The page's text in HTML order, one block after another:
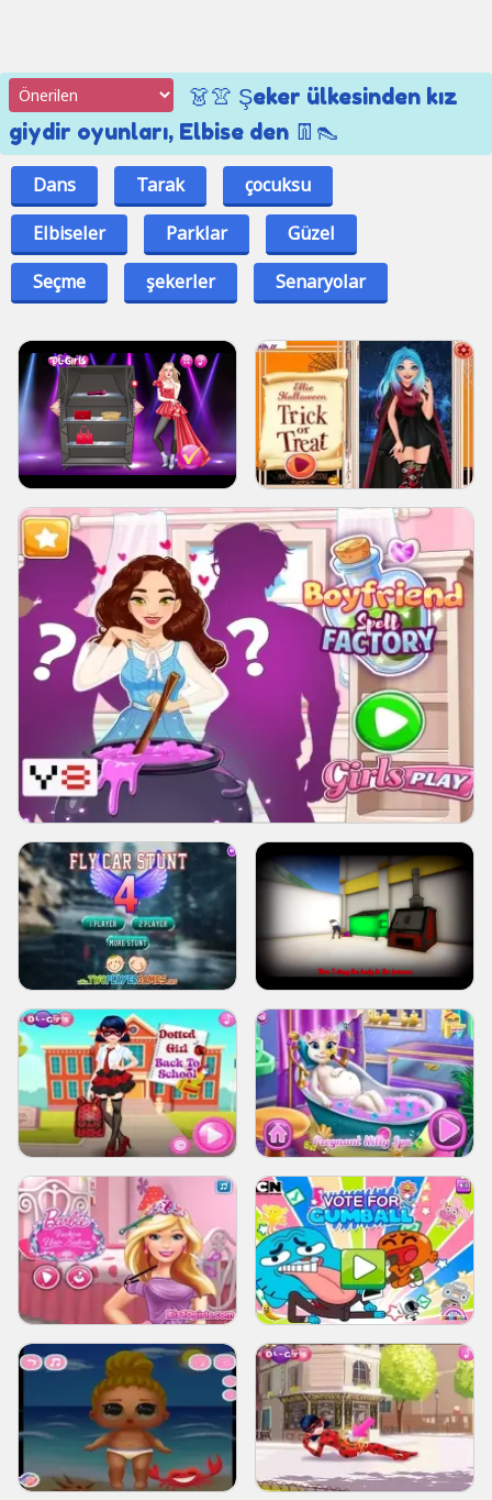
👗👚 Şeker ülkesinden kız
giydir oyunları, Elbise den 👖👠
Dans Tarak
çocuksu
Elbiseler
Parklar
Güzel
Seçme
şekerler Senaryolar